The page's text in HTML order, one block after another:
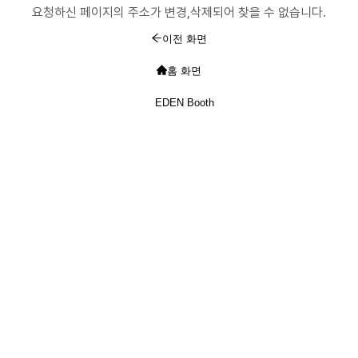
요청하신 페이지의 주소가 변경,삭제되어 찾을 수 없습니다.
이전 화면
홈 화면
EDEN Booth